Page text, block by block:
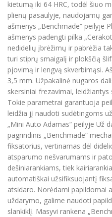
kietumą iki 64 HRC, todėl šiuo
plienų pasaulyje, naudojamų
ašmenys „Benchmade“ peilyje
ašmenys padengti pilka
nedidelių įbrėžimų ir pabrėžia
turi stiprų smaigalį ir plokščią
pjovimą ir lengvą skverbimąsi.
3,5 mm. Užpakalinė nugaros
skersiniai frezavimai,
Tokie parametrai garantuoja
leidžia jį naudoti sudėtingoms
„Mini Auto Adamas“ peilyje Už
pagrindinis „Benchmade“
fiksatorius, vertinamas dėl
atsparumo nešvarumams ir
dešiniarankiams, tiek
automatiškai užsifiksuojantį
atsidaro. Norėdami papildomai
uždarymo, galime naudoti
slankiklį. Masyvi rankena